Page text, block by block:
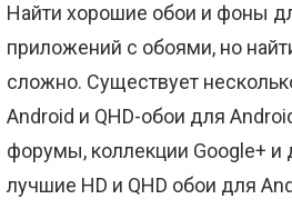
Найти хорошие обои и фоны
приложений с обоями, но
сложно. Существует
Android и QHD-обои для
форумы, коллекции Google+
лучшие HD и QHD обои для